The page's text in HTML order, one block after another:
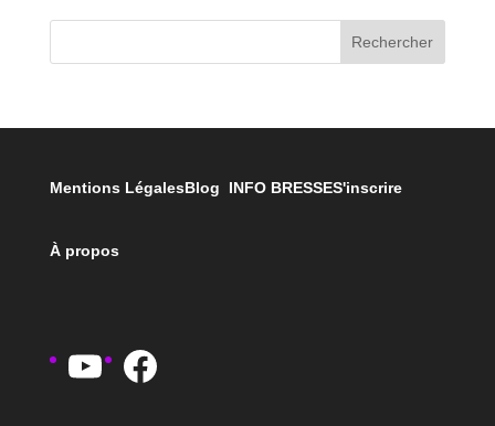
Rechercher
Mentions LégalesBlog INFO BRESSES'inscrire
À propos
YouTube
Facebook